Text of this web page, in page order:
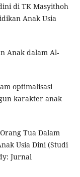
di TK Masyithoh
Anak Usia
Anak dalam Al-
optimalisasi
karakter anak
Tua Dalam
Usia Dini (Studi
Jurnal